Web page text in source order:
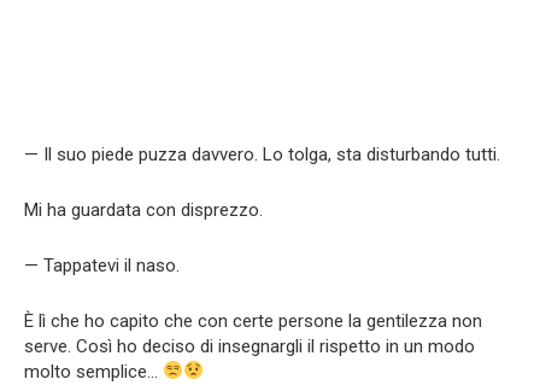
— Il suo piede puzza davvero. Lo tolga, sta disturbando tutti.
Mi ha guardata con disprezzo.
— Tappatevi il naso.
È lì che ho capito che con certe persone la gentilezza non
serve. Così ho deciso di insegnargli il rispetto in un modo
molto semplice…